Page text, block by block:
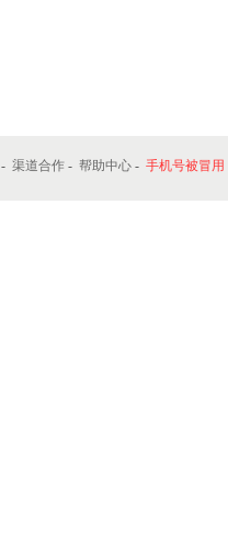
- 渠道合作 - 帮助中心 - 手机号被冒用